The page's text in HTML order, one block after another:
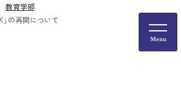
教育学部
」の再開について